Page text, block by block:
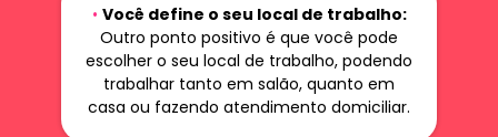
• Você define o seu local de trabalho:
Outro ponto positivo é que você pode
escolher o seu local de trabalho, podendo
trabalhar tanto em salão, quanto em
casa ou fazendo atendimento domiciliar.